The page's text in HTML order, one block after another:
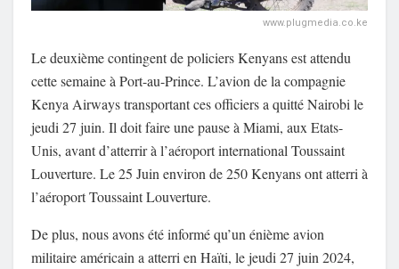
www.plugmedia.co.ke
Le deuxième contingent de policiers Kenyans est attendu
cette semaine à Port-au-Prince. L’avion de la compagnie
Kenya Airways transportant ces officiers a quitté Nairobi le
jeudi 27 juin. Il doit faire une pause à Miami, aux Etats-
Unis, avant d’atterrir à l’aéroport international Toussaint
Louverture. Le 25 Juin environ de 250 Kenyans ont atterri à
l’aéroport Toussaint Louverture.
De plus, nous avons été informé qu’un énième avion
militaire américain a atterri en Haïti, le jeudi 27 juin 2024,